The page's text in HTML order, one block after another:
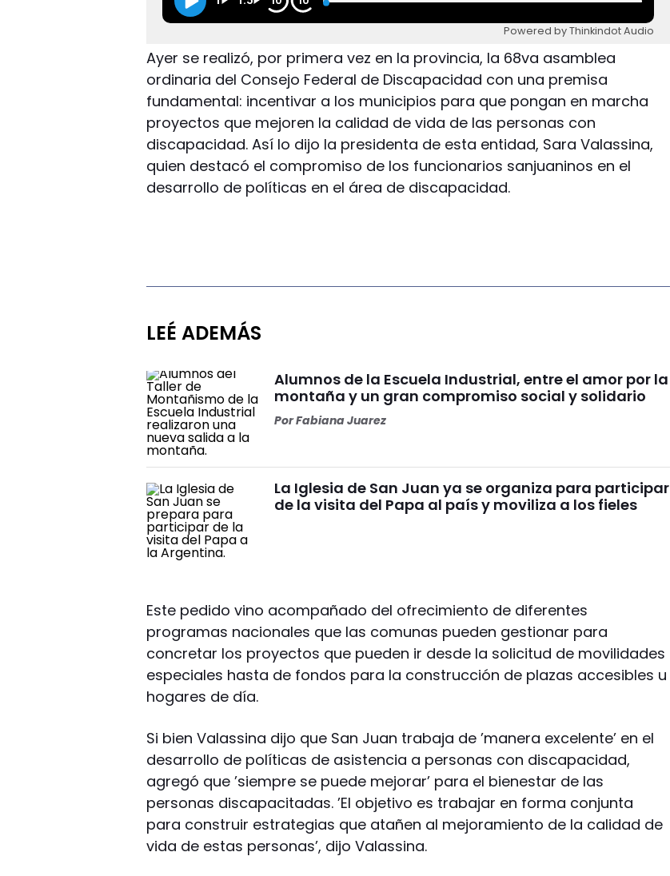
Powered by Thinkindot Audio
Ayer se realizó, por primera vez en la provincia, la 68va asamblea
ordinaria del Consejo Federal de Discapacidad con una premisa
fundamental: incentivar a los municipios para que pongan en marcha
proyectos que mejoren la calidad de vida de las personas con
discapacidad. Así lo dijo la presidenta de esta entidad, Sara Valassina,
quien destacó el compromiso de los funcionarios sanjuaninos en el
desarrollo de políticas en el área de discapacidad.
LEÉ ADEMÁS
Alumnos de la Escuela Industrial, entre el amor por la
montaña y un gran compromiso social y solidario
PorFabiana Juarez
La Iglesia de San Juan ya se organiza para participar
de la visita del Papa al país y moviliza a los fieles
Este pedido vino acompañado del ofrecimiento de diferentes
programas nacionales que las comunas pueden gestionar para
concretar los proyectos que pueden ir desde la solicitud de movilidades
especiales hasta de fondos para la construcción de plazas accesibles u
hogares de día.
Si bien Valassina dijo que San Juan trabaja de ’manera excelente’ en el
desarrollo de políticas de asistencia a personas con discapacidad,
agregó que ’siempre se puede mejorar’ para el bienestar de las
personas discapacitadas. ’El objetivo es trabajar en forma conjunta
para construir estrategias que atañen al mejoramiento de la calidad de
vida de estas personas’, dijo Valassina.